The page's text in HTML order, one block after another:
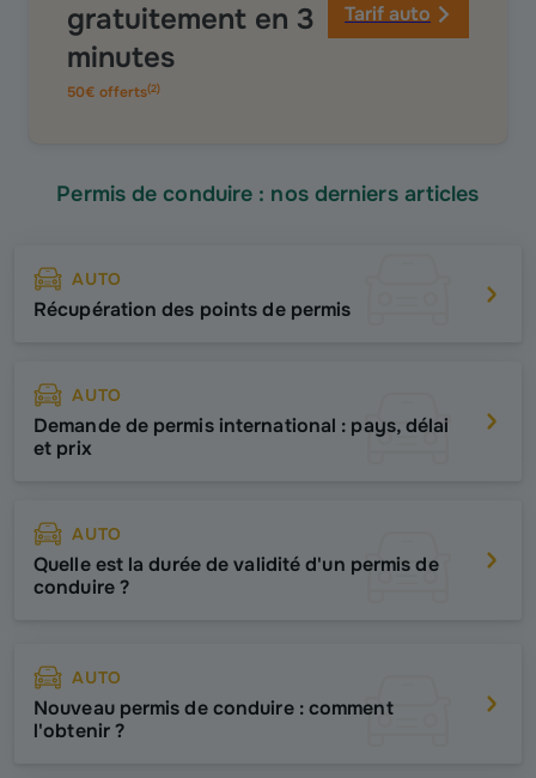
gratuitement en 3
minutes
50€ offerts(2)
Tarif auto
Permis de conduire : nos derniers articles
AUTO
Récupération des points de permis
AUTO
Demande de permis international : pays, délai
et prix
AUTO
Quelle est la durée de validité d'un permis de
conduire ?
AUTO
Nouveau permis de conduire : comment
l'obtenir ?